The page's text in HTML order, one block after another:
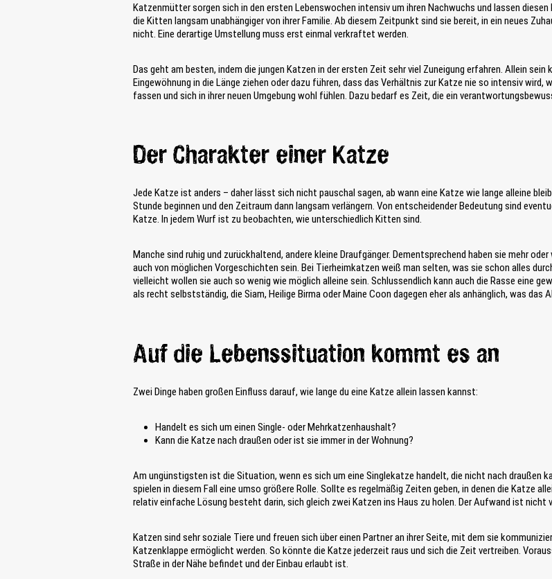
Katzenmütter sorgen sich in den ersten Lebenswochen intensiv um ihren Nachwuchs und lassen diesen
die Kitten langsam unabhängiger von ihrer Familie. Ab diesem Zeitpunkt sind sie bereit, in ein neues
nicht. Eine derartige Umstellung muss erst einmal verkraftet werden.
Das geht am besten, indem die jungen Katzen in der ersten Zeit sehr viel Zuneigung erfahren. Allein
Eingewöhnung in die Länge ziehen oder dazu führen, dass das Verhältnis zur Katze nie so intensiv
fassen und sich in ihrer neuen Umgebung wohl fühlen. Dazu bedarf es Zeit, die ein
Der Charakter einer Katze
Jede Katze ist anders – daher lässt sich nicht pauschal sagen, ab wann eine Katze wie lange alleine
Stunde beginnen und den Zeitraum dann langsam verlängern. Von entscheidender Bedeutung sind
Katze. In jedem Wurf ist zu beobachten, wie unterschiedlich Kitten sind.
Manche sind ruhig und zurückhaltend, andere kleine Draufgänger. Dementsprechend haben sie mehr
auch von möglichen Vorgeschichten sein. Bei Tierheimkatzen weiß man selten, was sie schon alles
vielleicht wollen sie auch so wenig wie möglich alleine sein. Schlussendlich kann auch die Rasse eine
als recht selbstständig, die Siam, Heilige Birma oder Maine Coon dagegen eher als anhänglich, was das
Auf die Lebenssituation kommt es an
Zwei Dinge haben großen Einfluss darauf, wie lange du eine Katze allein lassen kannst:
Handelt es sich um einen Single- oder Mehrkatzenhaushalt?
Kann die Katze nach draußen oder ist sie immer in der Wohnung?
Am ungünstigsten ist die Situation, wenn es sich um eine Singlekatze handelt, die nicht nach draußen
spielen in diesem Fall eine umso größere Rolle. Sollte es regelmäßig Zeiten geben, in denen die Katze
relativ einfache Lösung besteht darin, sich gleich zwei Katzen ins Haus zu holen. Der Aufwand ist nicht
Katzen sind sehr soziale Tiere und freuen sich über einen Partner an ihrer Seite, mit dem sie
Katzenklappe ermöglicht werden. So könnte die Katze jederzeit raus und sich die Zeit vertreiben.
Straße in der Nähe befindet und der Einbau erlaubt ist.